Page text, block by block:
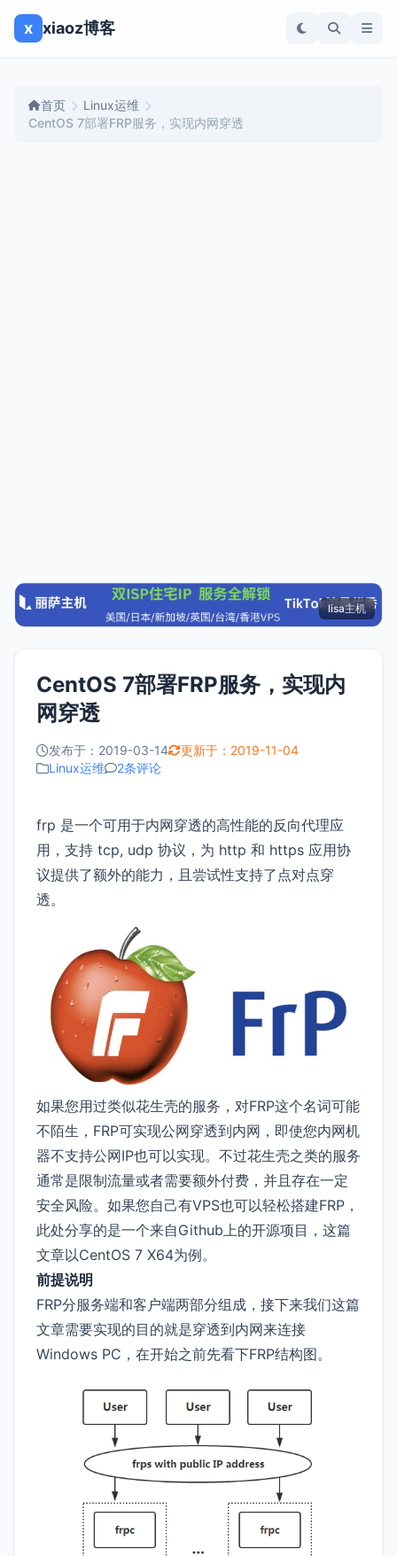
x xiaoz博客
首页
Linux运维
CentOS 7部署FRP服务，实现内网穿透
lisa主机
CentOS 7部署FRP服务，实现内
网穿透
发布于：2019-03-14
更新于：2019-11-04
Linux运维
2条评论
frp 是一个可用于内网穿透的高性能的反向代理应
用，支持 tcp, udp 协议，为 http 和 https 应用协
议提供了额外的能力，且尝试性支持了点对点穿
透。
如果您用过类似花生壳的服务，对FRP这个名词可能
不陌生，FRP可实现公网穿透到内网，即使您内网机
器不支持公网IP也可以实现。不过花生壳之类的服务
通常是限制流量或者需要额外付费，并且存在一定
安全风险。如果您自己有VPS也可以轻松搭建FRP，
此处分享的是一个来自Github上的开源项目，这篇
文章以CentOS 7 X64为例。
前提说明
FRP分服务端和客户端两部分组成，接下来我们这篇
文章需要实现的目的就是穿透到内网来连接
Windows PC，在开始之前先看下FRP结构图。